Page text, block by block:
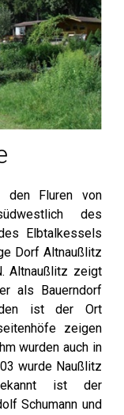
den Fluren von
des
Elbtalkessels
Dorf Altnaußlitz
Altnaußlitz zeigt
als Bauerndorf
ist der Ort
zeigen
wurden auch in
wurde Naußlitz
ist der
Schumann und